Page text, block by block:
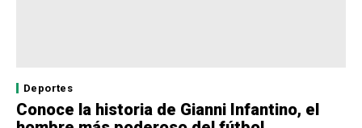
Deportes
Conoce la historia de Gianni Infantino, el